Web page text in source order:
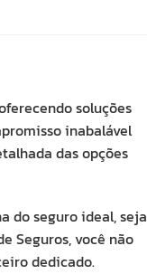
soluções
inabalável
das opções
do seguro ideal, seja
Seguros, você não
dedicado.